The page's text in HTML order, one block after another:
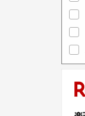
e
l
c
n
s
e
e